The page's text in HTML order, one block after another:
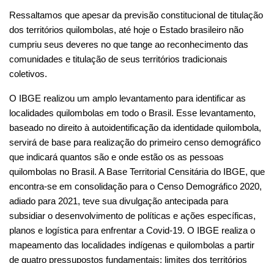
servirá de base para realização do primeiro censo demográfico
que indicará quantos são e onde estão os as pessoas
quilombolas no Brasil. A Base Territorial Censitária do IBGE, que
encontra-se em consolidação para o Censo Demográfico 2020,
adiado para 2021, teve sua divulgação antecipada para
planos e logística para enfrentar a Covid-19. O IBGE realiza o
mapeamento das localidades indígenas e quilombolas a partir
de quatro pressupostos fundamentais: limites dos territórios
oficialmente delimitados pelos órgãos responsáveis;
identificação de agrupamentos de domicílios ocupados por
indígenas e quilombolas, considerando-se o princípio da
autoidentificação, identificação de outras localidades que não
atendam aos critérios anteriores, mas que sejam ocupados por
indígenas ou quilombolas e consulta livre, prévia e esclarecida
aos representantes dos indígenas e quilombolas em todas as
etapas do processo. Os agrupamentos quilombolas atualmente